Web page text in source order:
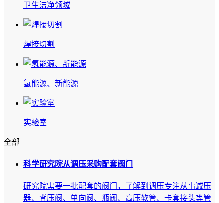
卫生洁净领域
焊接切割
氢能源、新能源
实验室
全部
科学研究院从调压采购配套阀门
研究院需要一批配套的阀门，了解到调压专注从事减压
器、背压阀、单向阀、瓶阀、高压软管、卡套接头等管